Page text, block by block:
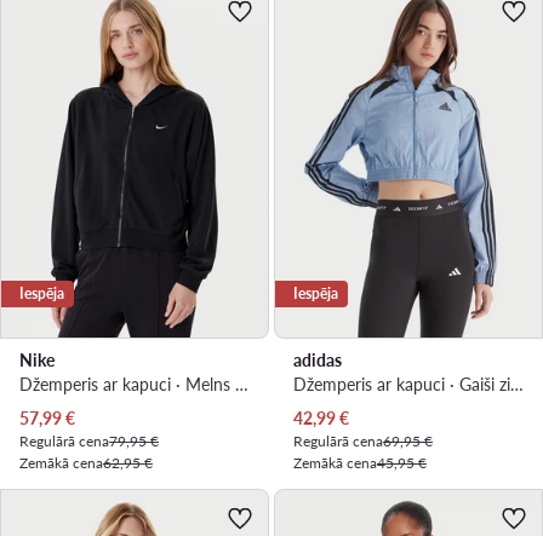
Iespēja
Nike
Džemperis ar kapuci · Melns · Relaxed Fit
Pašreizējā cena
57,99€
Regulārā cena79,95 €
Zemākā cena62,95 €
Iespēja
adidas
Džemperis ar kapuci · Gaiši zils · Slim Fit
Pašreizējā cena
42,99€
Regulārā cena69,95 €
Zemākā cena45,95 €